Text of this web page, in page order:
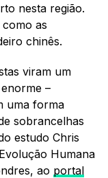
nesta região.
as
chinês.
viram um
–
uma forma
sobrancelhas
estudo Chris
Humana
ao portal